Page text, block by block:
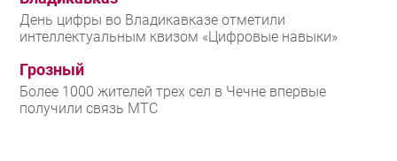
День цифры во Владикавказе отметили
интеллектуальным квизом «Цифровые навыки»
Грозный
Более 1000 жителей трех сел в Чечне впервые
получили связь МТС